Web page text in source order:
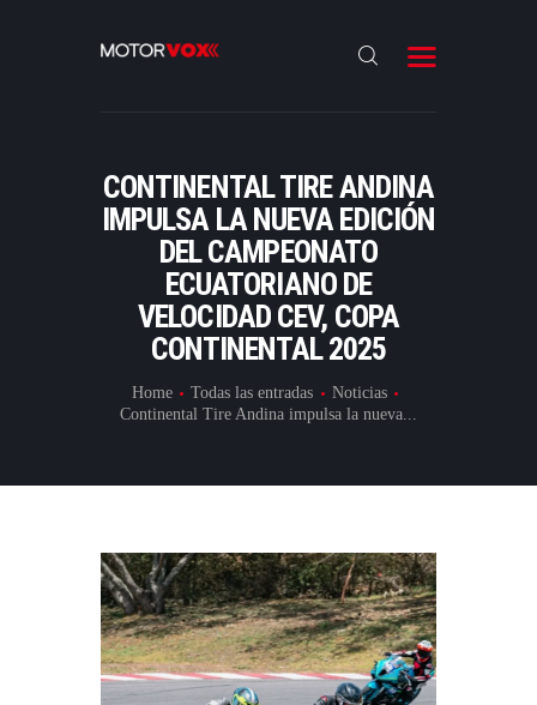
CONTINENTAL TIRE ANDINA
IMPULSA LA NUEVA EDICIÓN
DEL CAMPEONATO
ECUATORIANO DE
VELOCIDAD CEV, COPA
CONTINENTAL 2025
Home Todas las entradas
Noticias
Continental Tire Andina impulsa la nueva...
LANZAMIENTOS
ESPECIALES
CONTACTO